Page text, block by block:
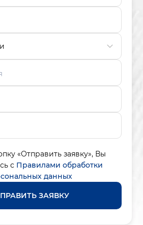
«Отправить заявку», Вы
с Правилами обработки
данных
ЗАЯВКУ